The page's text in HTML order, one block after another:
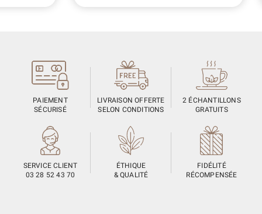
PAIEMENT
SÉCURISÉ
LIVRAISON OFFERTE
SELON CONDITIONS
2 ÉCHANTILLONS
GRATUITS
SERVICE CLIENT
03 28 52 43 70
ÉTHIQUE
& QUALITÉ
FIDÉLITÉ
RÉCOMPENSÉE